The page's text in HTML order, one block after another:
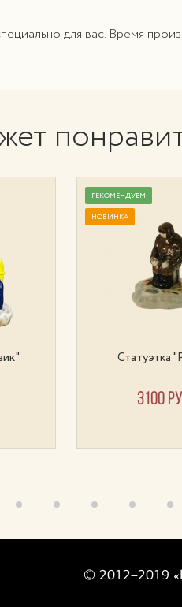
для вас. Время
РЕКОМЕНДУЕМ
НОВИНКА
Статуэтка
3100
© 2012–2019